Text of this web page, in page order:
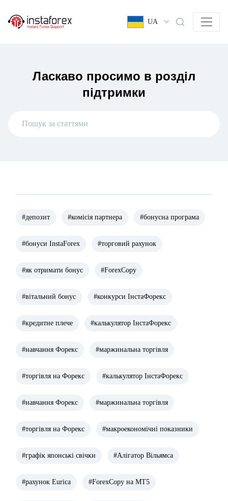
UA
Ласкаво просимо в розділ
підтримки
#депозит #комісія партнера #бонусна програма
#бонуси InstaForex #торговий рахунок
#як отримати бонус #ForexCopy
#вітальний бонус #конкурси ІнстаФорекс
#кредитне плече #калькулятор ІнстаФорекс
#навчання Форекс #маржинальна торгівля
#торгівля на Форекс #калькулятор ІнстаФорекс
#навчання Форекс #маржинальна торгівля
#торгівля на Форекс #макроекономічні показники
#графік японські свічки #Алігатор Вільямса
#рахунок Eurica #ForexCopy на МТ5